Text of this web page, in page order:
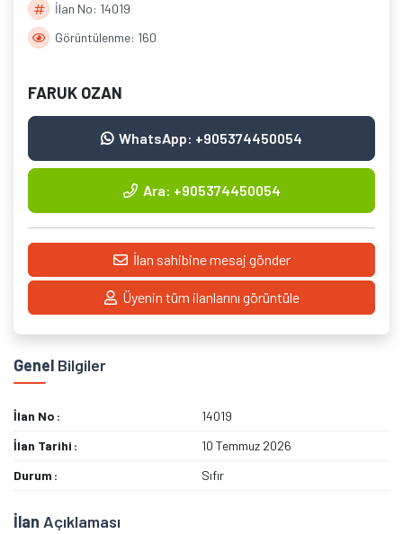
İlan No: 14019
Görüntülenme: 160
FARUK OZAN
WhatsApp: +905374450054
Ara: +905374450054
İlan sahibine mesaj gönder
Üyenin tüm ilanlarını görüntüle
Genel Bilgiler
İlan No
14019
İlan Tarihi
10 Temmuz 2026
Durum
Sıfır
İlan Açıklaması